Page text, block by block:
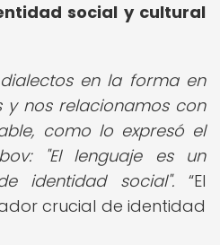
social y cultural
en la forma en
y nos relacionamos con
como lo expresó el
"El lenguaje es un
identidad social".
El
crucial de identidad